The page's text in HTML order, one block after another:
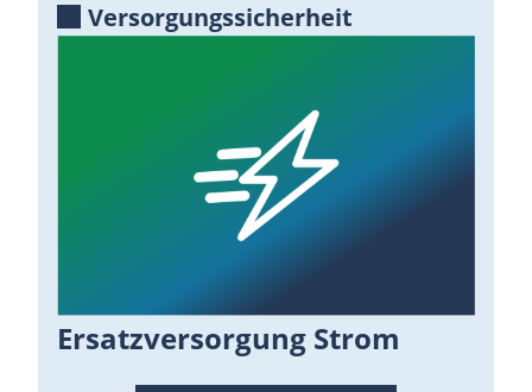
Versorgungssicherheit
Ersatzversorgung Strom